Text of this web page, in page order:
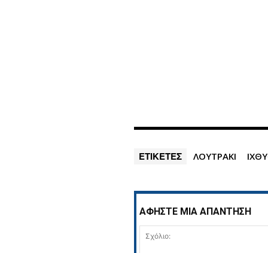
ΕΤΙΚΕΤΕΣ ΛΟΥΤΡΑΚΙ
ΑΦΗΣΤΕ ΜΙΑ ΑΠΑΝΤΗΣΗ